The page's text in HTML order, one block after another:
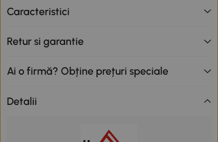
Caracteristici
Retur si garantie
Ai o firmă? Obține prețuri speciale
Detalii